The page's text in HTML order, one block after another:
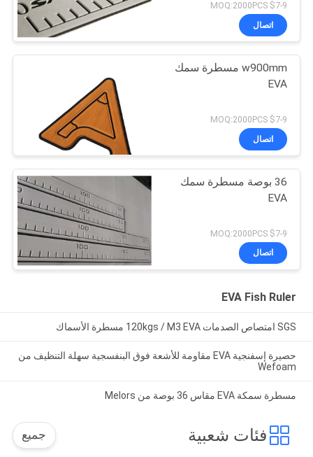
$7-9 MOQ:2000PCS
اتصال
w900mm مسطرة سمك
EVA
$7-9 MOQ:2000PCS
اتصال
36 بوصة مسطرة سمك
EVA
$7-9 MOQ:2000PCS
اتصال
EVA Fish Ruler
SGS امتصاص الصدمات 120kgs / M3 EVA مسطرة الأسماك
حصيرة إسفنجية EVA مقاومة للأشعة فوق البنفسجية سهلة التنظيف من
Wefoam
مسطرة سمكة EVA مقاس 36 بوصة من Melors
فئات شعبية جميع